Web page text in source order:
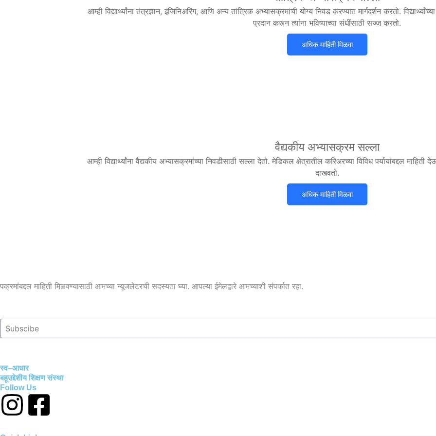
आम्ही विद्यार्थ्यांना तंत्रज्ञान, इंजिनिअरिंग, आणि अन्य तांत्रिक अभ्यासक्रमांची योग्य निवड करण्यात मार्गदर्शन करतो.
प्रदान करून त्यांना भविष्याच्या संधींसाठी सज्ज करतो.
अधिक माहिती मिळवा
वैद्यकीय अभ्यासक्रम सल्ला
आम्ही विद्यार्थ्यांना वैद्यकीय अभ्यासक्रमांच्या निवडीसाठी सल्ला देतो. मेडिकल क्षेत्रातील करिअरच्या विविध पर्यायांबद्दल माहिती
दाखवतो.
अधिक माहिती मिळवा
पक्रमांबद्दल माहिती मिळवण्यासाठी आमच्या न्यूजलेटरची सदस्यता घ्या. आपल्या ईमेलद्वारे आमच्याशी संपर्कात रहा.
Subscibe
स्व–आधार
बहूउद्देशीय शिक्षण संस्था
Follow Us
I
n
F